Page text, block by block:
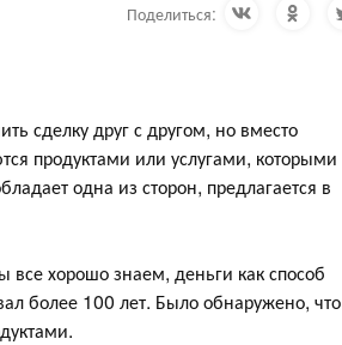
Поделиться:
сделку друг с другом, но вместо
продуктами или услугами, которыми
одна из сторон, предлагается в
хорошо знаем, деньги как способ
более 100 лет. Было обнаружено, что